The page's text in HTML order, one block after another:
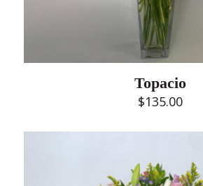
Topacio
$135.00